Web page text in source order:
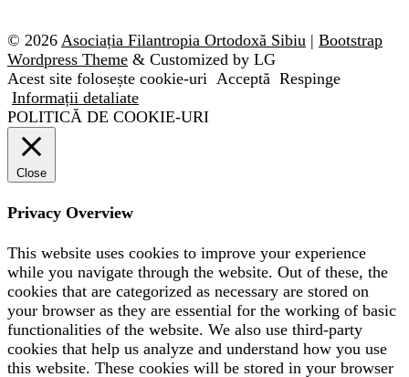
© 2026 Asociația Filantropia Ortodoxă Sibiu | Bootstrap
Wordpress Theme & Customized by LG
Acest site folosește cookie-uri Acceptă Respinge
Informații detaliate
POLITICĂ DE COOKIE-URI
Close
Privacy Overview
This website uses cookies to improve your experience
while you navigate through the website. Out of these, the
cookies that are categorized as necessary are stored on
your browser as they are essential for the working of basic
functionalities of the website. We also use third-party
cookies that help us analyze and understand how you use
this website. These cookies will be stored in your browser